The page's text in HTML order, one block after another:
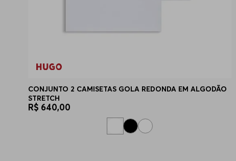
CONJUNTO 2 CAMISETAS GOLA REDONDA EM ALGODÃO
STRETCH
R$ 640,00